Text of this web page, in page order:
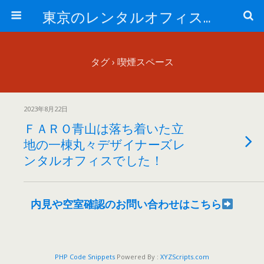
東京のレンタルオフィス、サービスオフィスの現地取材記事ブログ-ROjournal
タグ › 喫煙スペース
2023年8月22日
ＦＡＲＯ青山は落ち着いた立
地の一棟丸々デザイナーズレ
ンタルオフィスでした！
内見や空室確認のお問い合わせはこちら
PHP Code Snippets Powered By : XYZScripts.com